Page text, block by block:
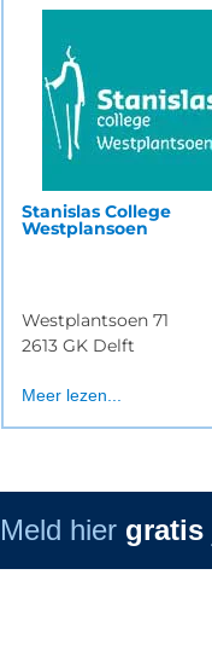
Stanislas College
Westplansoen
Westplantsoen 71
2613 GK Delft
Meer lezen...
Meld hier gratis